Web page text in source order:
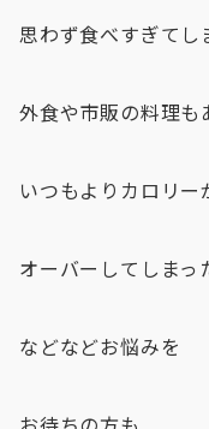
思わず食べすぎてし
外食や市販の料理も
いつもよりカロリー
オーバーしてしまっ
などなどお悩みを